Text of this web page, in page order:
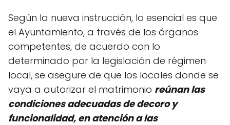
Según la nueva instrucción, lo esencial es que
el Ayuntamiento, a través de los órganos
competentes, de acuerdo con lo
determinado por la legislación de régimen
local, se asegure de que los locales donde se
vaya a autorizar el matrimonio reúnan las
condiciones adecuadas de decoro y
funcionalidad, en atención a las